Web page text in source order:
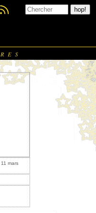
mars